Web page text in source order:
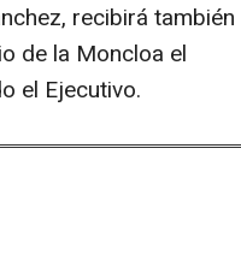
recibirá también
de la Moncloa el
el Ejecutivo.